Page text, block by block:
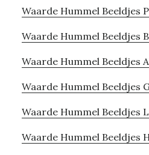
Waarde Hummel Beeldjes
Waarde Hummel Beeldjes
Waarde Hummel Beeldjes
Waarde Hummel Beeldjes
Waarde Hummel Beeldjes
Waarde Hummel Beeldjes